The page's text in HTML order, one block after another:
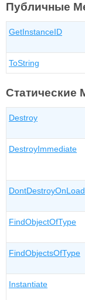
Публичные
GetInstanceID
ToString
Статические
Destroy
DestroyImmediate
DontDestroyOnLoad
FindObjectOfType
FindObjectsOfType
Instantiate